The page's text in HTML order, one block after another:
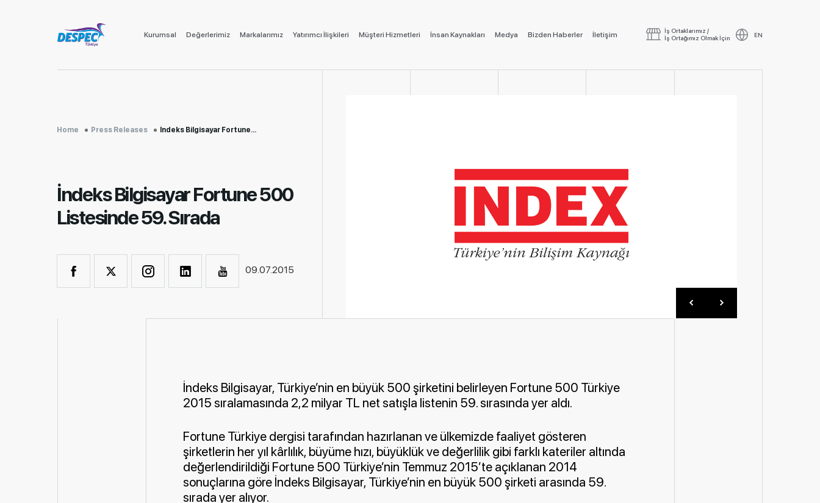
Kurumsal Değerlerimiz Markalarımız Yatırımcı İlişkileri Müşteri Hizmetleri İnsan Kaynakları Medya Bizden Haberler İletişim
İş Ortaklarımız /
İş Ortağımız Olmak İçin
EN
Home Press Releases İndeks Bilgisayar Fortune...
İndeks Bilgisayar Fortune 500
Listesinde 59. Sırada
09.07.2015
İndeks Bilgisayar, Türkiye’nin en büyük 500 şirketini belirleyen Fortune 500 Türkiye
2015 sıralamasında 2,2 milyar TL net satışla listenin 59. sırasında yer aldı.
Fortune Türkiye dergisi tarafından hazırlanan ve ülkemizde faaliyet gösteren
şirketlerin her yıl kârlılık, büyüme hızı, büyüklük ve değerlilik gibi farklı kateriler altında
değerlendirildiği Fortune 500 Türkiye’nin Temmuz 2015’te açıklanan 2014
sonuçlarına göre İndeks Bilgisayar, Türkiye’nin en büyük 500 şirketi arasında 59.
sırada yer alıyor.